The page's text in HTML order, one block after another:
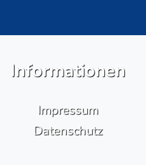
Informationen
Impressum
Datenschutz